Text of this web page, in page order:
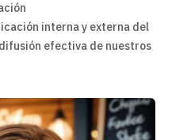
interna y externa del
efectiva de nuestros